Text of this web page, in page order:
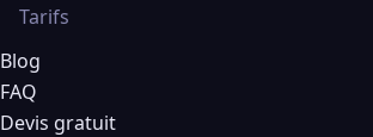
Tarifs
Blog
FAQ
Devis gratuit